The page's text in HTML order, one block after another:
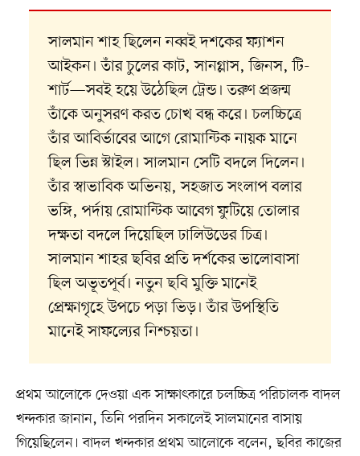
সালমান শাহ ছিলেন নব্বই দশকের ফ্যাশন
আইকন। তাঁর চুলের কাট, সানগ্লাস, জিনস, টি-
শার্ট—সবই হয়ে উঠেছিল ট্রেন্ড। তরুণ প্রজন্ম
তাঁকে অনুসরণ করত চোখ বন্ধ করে। চলচ্চিত্রে
তাঁর আবির্ভাবের আগে রোমান্টিক নায়ক মানে
ছিল ভিন্ন স্টাইল। সালমান সেটি বদলে দিলেন।
তাঁর স্বাভাবিক অভিনয়, সহজাত সংলাপ বলার
ভঙ্গি, পর্দায় রোমান্টিক আবেগ ফুটিয়ে তোলার
দক্ষতা বদলে দিয়েছিল ঢালিউডের চিত্র।
সালমান শাহর ছবির প্রতি দর্শকের ভালোবাসা
ছিল অভূতপূর্ব। নতুন ছবি মুক্তি মানেই
প্রেক্ষাগৃহে উপচে পড়া ভিড়। তাঁর উপস্থিতি
মানেই সাফল্যের নিশ্চয়তা।
প্রথম আলোকে দেওয়া এক সাক্ষাৎকারে চলচ্চিত্র পরিচালক বাদল
খন্দকার জানান, তিনি পরদিন সকালেই সালমানের বাসায়
গিয়েছিলেন। বাদল খন্দকার প্রথম আলোকে বলেন, ছবির কাজের